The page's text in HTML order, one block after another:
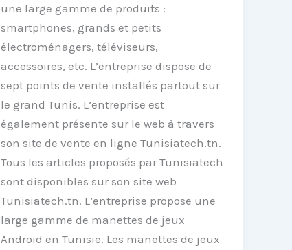
une large gamme de produits :
smartphones, grands et petits
électroménagers, téléviseurs,
accessoires, etc. L’entreprise dispose de
sept points de vente installés partout sur
le grand Tunis. L’entreprise est
également présente sur le web à travers
son site de vente en ligne Tunisiatech.tn.
Tous les articles proposés par Tunisiatech
sont disponibles sur son site web
Tunisiatech.tn. L’entreprise propose une
large gamme de manettes de jeux
Android en Tunisie. Les manettes de jeux